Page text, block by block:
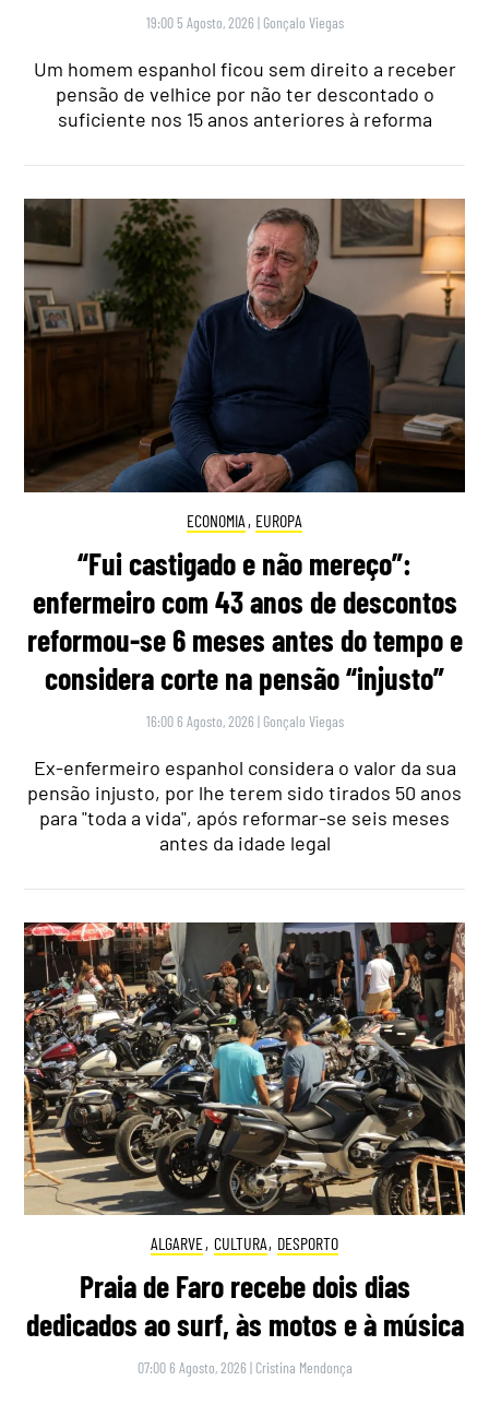
19:00 5 Agosto, 2026 | Gonçalo Viegas
Um homem espanhol ficou sem direito a receber
pensão de velhice por não ter descontado o
suficiente nos 15 anos anteriores à reforma
ECONOMIA , EUROPA
“Fui castigado e não mereço”:
enfermeiro com 43 anos de descontos
reformou-se 6 meses antes do tempo e
considera corte na pensão “injusto”
16:00 6 Agosto, 2026 | Gonçalo Viegas
Ex-enfermeiro espanhol considera o valor da sua
pensão injusto, por lhe terem sido tirados 50 anos
para "toda a vida", após reformar-se seis meses
antes da idade legal
ALGARVE, CULTURA, DESPORTO
Praia de Faro recebe dois dias
dedicados ao surf, às motos e à música
07:00 6 Agosto, 2026 | Cristina Mendonça